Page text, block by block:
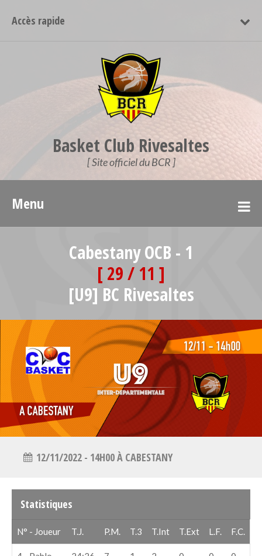
Accès rapide
Basket Club Rivesaltes
[ Site officiel du BCR ]
Menu
Cabestany OCB - 1
[ 29 / 11 ]
[U9] BC Rivesaltes
12/11/2022 - 14H00 À CABESTANY
Statistiques
N° - Joueur T.J. P.M. T.3 T.Int T.Ext L.F. F.C.